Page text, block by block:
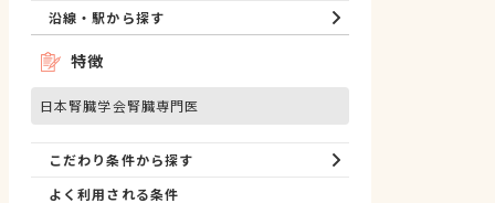
沿線・駅から探す
特徴
日本腎臓学会腎臓専門医
こだわり条件から探す
よく利用される条件